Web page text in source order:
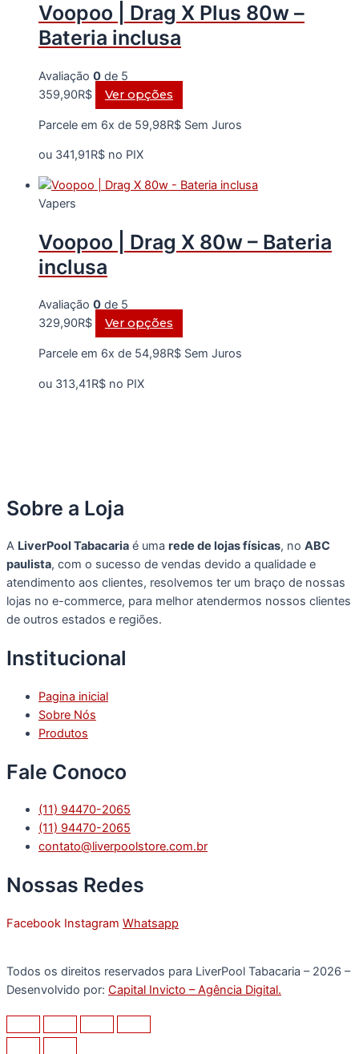
ser
na
Voopoo | Drag X Plus 80w –
Bateria inclusa
Avaliação 0 de 5
359,90R$ Ver opções
produto
tem
As
ser
Parcele em 6x de 59,98R$ Sem Juros
ou 341,91R$ no PIX
Vapers
Voopoo | Drag X 80w – Bateria
inclusa
Avaliação 0 de 5
329,90R$ Ver opções
produto
tem
do
produto
Parcele em 6x de 54,98R$ Sem Juros
ou 313,41R$ no PIX
Sobre a Loja
A LiverPool Tabacaria é uma rede de lojas físicas, no ABC
paulista, com o sucesso de vendas devido a qualidade e
atendimento aos clientes, resolvemos ter um braço de nossas
lojas no e-commerce, para melhor atendermos nossos clientes
de outros estados e regiões.
Institucional
Pagina inicial
Sobre Nós
Produtos
Fale Conoco
(11) 94470-2065
(11) 94470-2065
contato@liverpoolstore.com.br
Nossas Redes
Facebook Instagram Whatsapp
Todos os direitos reservados para LiverPool Tabacaria – 2026 –
Desenvolvido por: Capital Invicto – Agência Digital.